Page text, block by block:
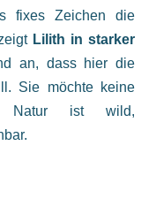
fixes Zeichen die
Lilith in starker
an, dass hier die
Sie möchte keine
Natur ist wild,